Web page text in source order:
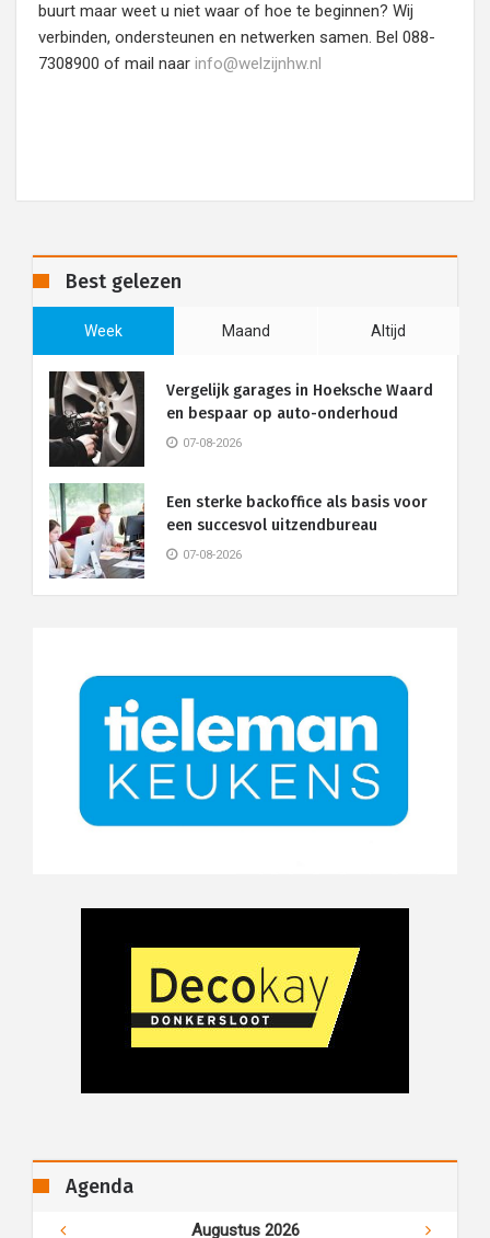
buurt maar weet u niet waar of hoe te beginnen? Wij
verbinden, ondersteunen en netwerken samen. Bel 088-
7308900 of mail naar info@welzijnhw.nl
Best gelezen
Week Maand Altijd
Vergelijk garages in Hoeksche Waard
en bespaar op auto-onderhoud
07-08-2026
Een sterke backoffice als basis voor
een succesvol uitzendbureau
07-08-2026
Agenda
Augustus 2026